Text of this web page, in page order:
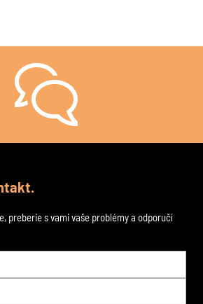
preberie s vami vaše problémy a odporučí